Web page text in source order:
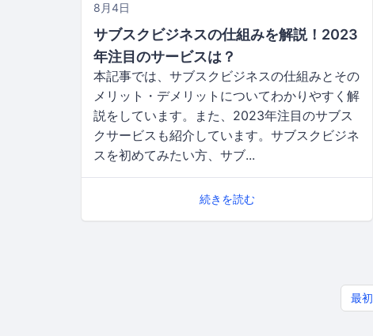
8月4日
サブスクビジネスの仕組みを解説！2023
年注目のサービスは？
本記事では、サブスクビジネスの仕組みとその
メリット・デメリットについてわかりやすく解
説をしています。また、2023年注目のサブス
クサービスも紹介しています。サブスクビジネ
スを初めてみたい方、サブ...
続きを読む
最初